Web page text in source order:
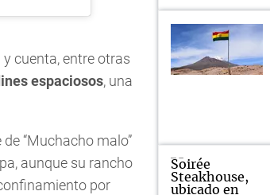
cuenta, entre otras
espaciosos, una
“Muchacho malo”
aunque su rancho
por